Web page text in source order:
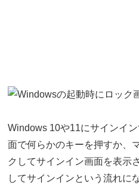
Windows 10や11にサインイ
面で何らかのキーを押すか、
クしてサインイン画面を表示
してサインインという流れに